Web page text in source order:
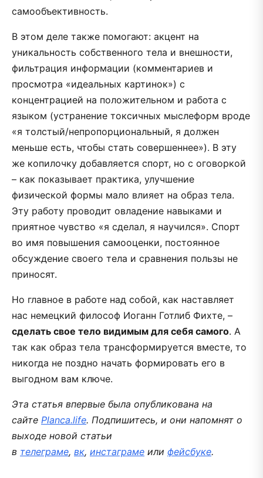
самообъективность.
В этом деле также помогают: акцент на
уникальность собственного тела и внешности,
фильтрация информации (комментариев и
просмотра «идеальных картинок») с
концентрацией на положительном и работа с
языком (устранение токсичных мыслеформ вроде
«я толстый/непропорциональный, я должен
меньше есть, чтобы стать совершеннее»). В эту
же копилочку добавляется спорт, но с оговоркой
– как показывает практика, улучшение
физической формы мало влияет на образ тела.
Эту работу проводит овладение навыками и
приятное чувство «я сделал, я научился». Спорт
во имя повышения самооценки, постоянное
обсуждение своего тела и сравнения пользы не
приносят.
Но главное в работе над собой, как наставляет
нас немецкий философ Иоганн Готлиб Фихте, –
сделать свое тело видимым для себя самого. А
так как образ тела трансформируется вместе, то
никогда не поздно начать формировать его в
выгодном вам ключе.
Эта статья впервые была опубликована на
сайте Planca.life. Подпишитесь, и они напомнят о
выходе новой статьи
в телеграме, вк, инстаграме или фейсбуке.